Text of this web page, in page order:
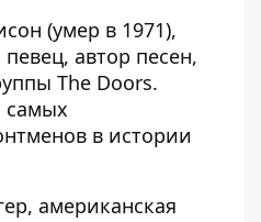
(умер в 1971),
автор песен,
The Doors.
самых
в истории
американская